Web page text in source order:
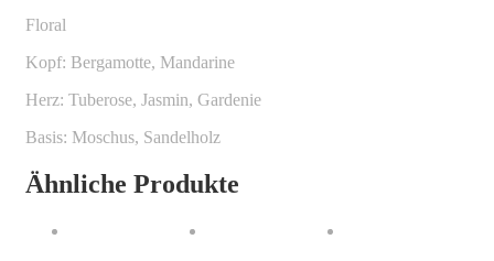
Floral
Kopf: Bergamotte, Mandarine
Herz: Tuberose, Jasmin, Gardenie
Basis: Moschus, Sandelholz
Ähnliche Produkte